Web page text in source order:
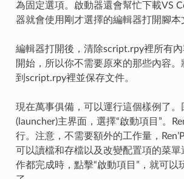
為固定選項。啟動器還會幫忙下載VS
器就會使用剛才選擇的編輯器打開腳本
編輯器打開後，清除script.rpy裡所有
開始，所以你不需要原來的那些內容。
到script.rpy裡並保存文件。
現在萬事俱備，可以運行這個樣例了。
(launcher)主界面，選擇“啟動項目”。
行。注意，不需要額外的工作量，
可以讀檔和存檔以及改變配置項的菜單
作都完成時，點擊“啟動項目”，就可以